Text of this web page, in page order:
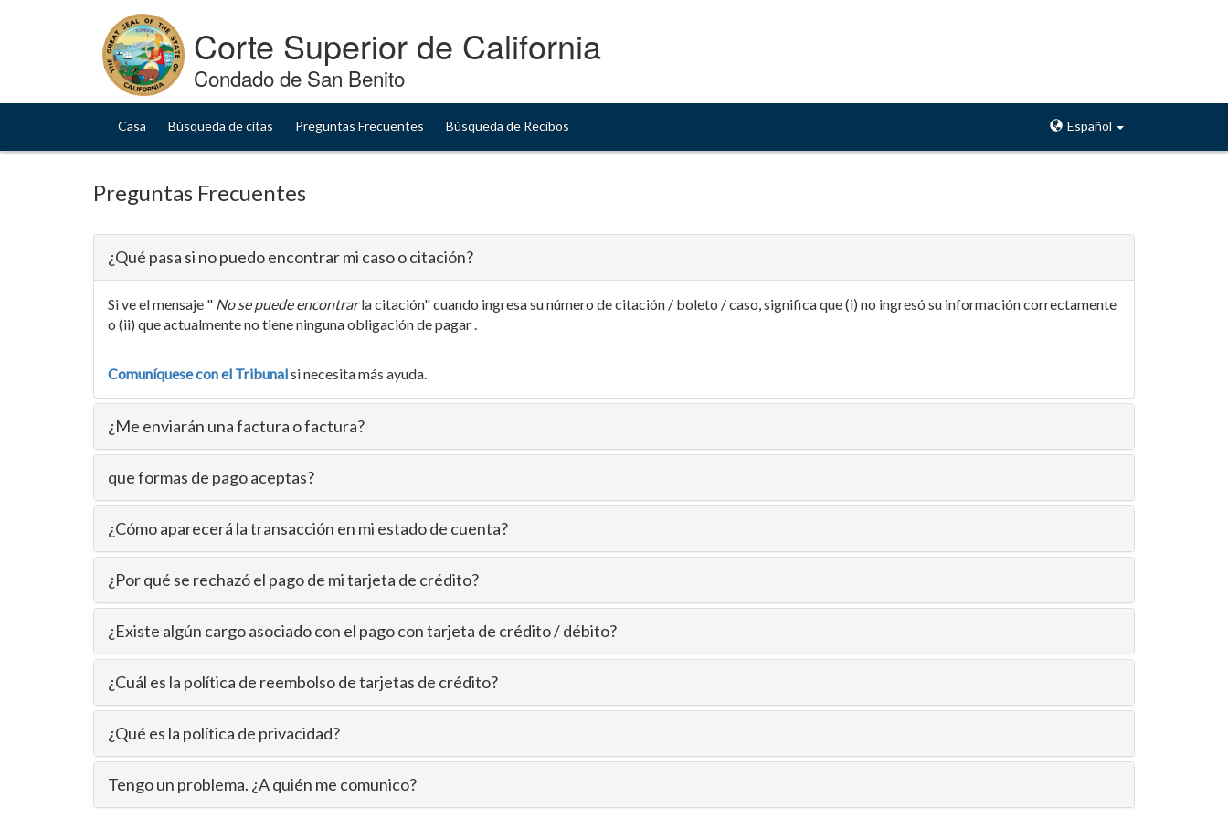
Corte Superior de California
Condado de San Benito
Casa Búsqueda de citas Preguntas Frecuentes Búsqueda de Recibos Español
Preguntas Frecuentes
¿Qué pasa si no puedo encontrar mi caso o citación?
Si ve el mensaje " No se puede encontrarla citación" cuando ingresa su número de citación / boleto / caso, significa que (i) no ingresó su información correctamente
o (ii) que actualmente no tiene ninguna obligación de pagar .
Comuníquese con el Tribunalsi necesita más ayuda.
¿Me enviarán una factura o factura?
que formas de pago aceptas?
¿Cómo aparecerá la transacción en mi estado de cuenta?
¿Por qué se rechazó el pago de mi tarjeta de crédito?
¿Existe algún cargo asociado con el pago con tarjeta de crédito / débito?
¿Cuál es la política de reembolso de tarjetas de crédito?
¿Qué es la política de privacidad?
Tengo un problema. ¿A quién me comunico?